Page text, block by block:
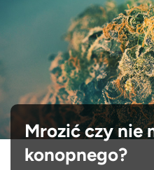
Mrozić czy nie
konopnego?